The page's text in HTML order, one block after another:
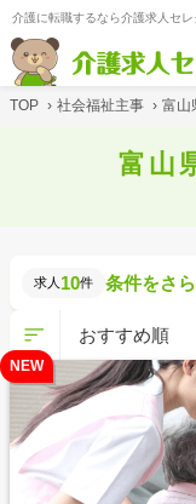
介護に転職するなら介護求人セレ
TOP › 社会福祉主事 › 富山
富山
求人 10件 条件をさ
NEW